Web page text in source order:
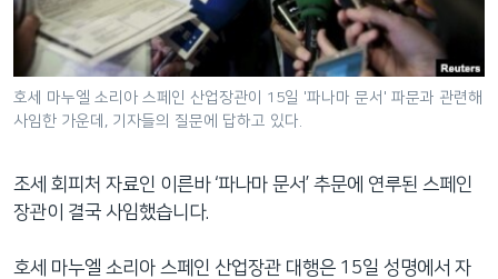
메
비
게
으
호세 마누엘 소리아 스페인 산업장관이 15일 '파나마 문서' 파문과 관련해
사임한 가운데, 기자들의 질문에 답하고 있다.
조세 회피처 자료인 이른바 ‘파나마 문서’ 추문에 연루된 스페인
장관이 결국 사임했습니다.
호세 마누엘 소리아 스페인 산업장관 대행은 15일 성명에서 자